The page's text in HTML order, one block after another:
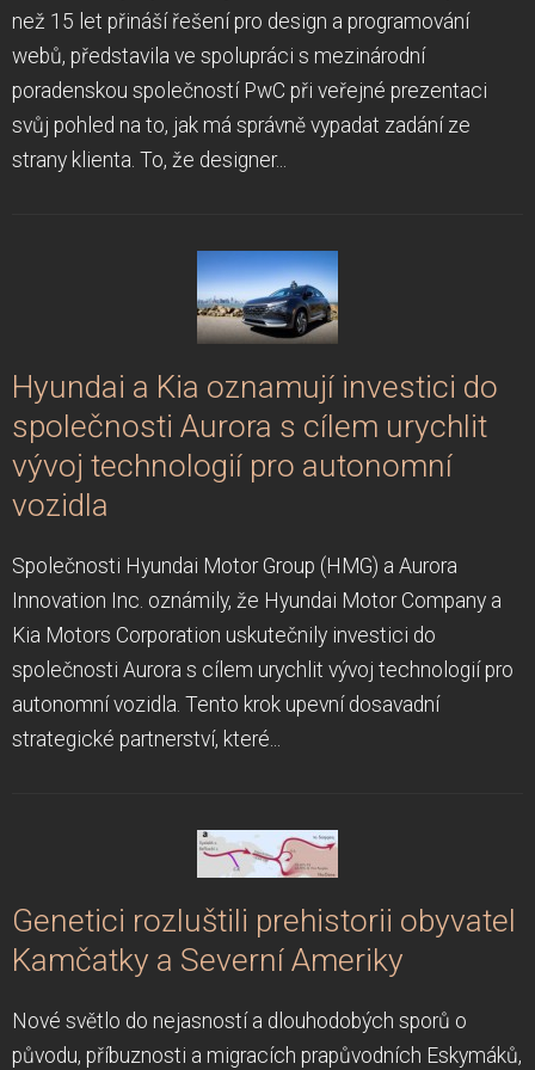
než 15 let přináší řešení pro design a programování
webů, představila ve spolupráci s mezinárodní
poradenskou společností PwC při veřejné prezentaci
svůj pohled na to, jak má správně vypadat zadání ze
strany klienta. To, že designer...
Hyundai a Kia oznamují investici do
společnosti Aurora s cílem urychlit
vývoj technologií pro autonomní
vozidla
Společnosti Hyundai Motor Group (HMG) a Aurora
Innovation Inc. oznámily, že Hyundai Motor Company a
Kia Motors Corporation uskutečnily investici do
společnosti Aurora s cílem urychlit vývoj technologií pro
autonomní vozidla. Tento krok upevní dosavadní
strategické partnerství, které...
Genetici rozluštili prehistorii obyvatel
Kamčatky a Severní Ameriky
Nové světlo do nejasností a dlouhodobých sporů o
původu, příbuznosti a migracích prapůvodních Eskymáků,